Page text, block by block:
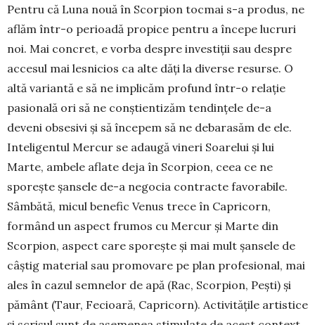
Pentru că Luna nouă în Scorpion tocmai s-a pro­dus, ne
aflăm într-o perioadă propice pentru a în­cepe lucruri
noi. Mai concret, e vorba despre in­ves­tiții sau despre
accesul mai lesnicios ca alte dăți la di­verse resurse. O
altă variantă e să ne implicăm profund în­tr-o relație
pasională ori să ne con­știen­tizăm ten­din­țele de-a
deveni obsesivi și să începem să ne deba­ra­săm de ele.
Inteligentul Mercur se ada­ugă vineri Soarelui și lui
Marte, ambele aflate deja în Scorpion, ceea ce ne
sporește șansele de-a ne­gocia contracte favorabile.
Sâmbătă, micul benefic Venus trece în Ca­pricorn,
formând un aspect frumos cu Mercur și Marte din
Scorpion, aspect care spo­rește și mai mult șansele de
câștig material sau pro­movare pe plan profesional, mai
ales în cazul sem­nelor de apă (Rac, Scor­pion, Pești) și
pământ (Taur, Fecioară, Capri­corn). Activitățile artistice